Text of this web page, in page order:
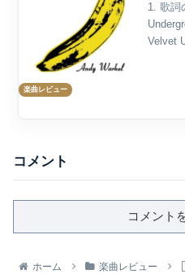
楽曲レビュー
1. 歌詞
Velvet
コメント
コメント
ホーム 楽曲レビュー